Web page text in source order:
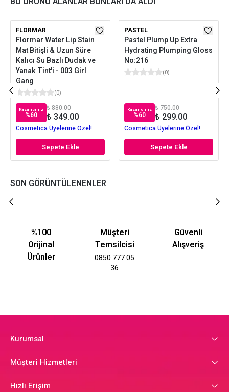
FLORMAR
Flormar Water Lip Stain
Mat Bitişli & Uzun Süre
Kalıcı Su Bazlı Dudak ve
Yanak Tint'i - 003 Girl
Gang
(0)
Kazancınız
%60
₺ 880.00
₺ 349.00
Cosmetica Üyelerine Özel!
Sepete Ekle
PASTEL
Pastel Plump Up Extra
Hydrating Plumping Gloss
No:216
(0)
Kazancınız
%60
₺ 750.00
₺ 299.00
Cosmetica Üyelerine Özel!
Sepete Ekle
SON GÖRÜNTÜLENENLER
%100
Orijinal
Ürünler
Müşteri
Temsilcisi
0850 777 05
36
Güvenli
Alışveriş
Kurumsal
Müşteri Hizmetleri
Hızlı Erişim